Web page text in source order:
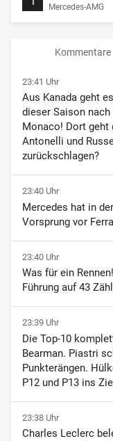
Mercedes-AMG
Kommentare
23:41 Uhr
Aus Kanada geht
dieser Saison
Monaco! Dort geht
Antonelli und
zurückschlagen?
23:40 Uhr
Mercedes hat in
Vorsprung vor
23:40 Uhr
Was für ein
Führung auf 43
23:39 Uhr
Die Top-10
Bearman. Piastri
Punkterängen.
P12 und P13 ins
23:38 Uhr
Charles Leclerc